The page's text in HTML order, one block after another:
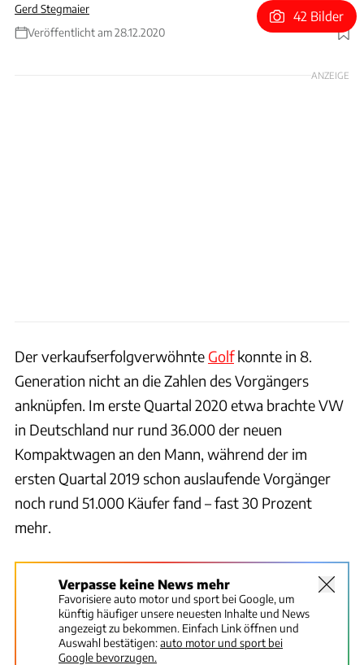
Gerd Stegmaier
Veröffentlicht am 28.12.2020
Foto: VW
42 Bilder
ANZEIGE
Der verkaufserfolgverwöhnte Golfkonnte in 8.
Generation nicht an die Zahlen des Vorgängers
anknüpfen. Im erste Quartal 2020 etwa brachte VW
in Deutschland nur rund 36.000 der neuen
Kompaktwagen an den Mann, während der im
ersten Quartal 2019 schon auslaufende Vorgänger
noch rund 51.000 Käufer fand – fast 30 Prozent
mehr.
Verpasse keine News mehr
Favorisiere auto motor und sport bei Google, um
künftig häufiger unsere neuesten Inhalte und News
angezeigt zu bekommen. Einfach Link öffnen und
Auswahl bestätigen:auto motor und sport bei
Google bevorzugen.